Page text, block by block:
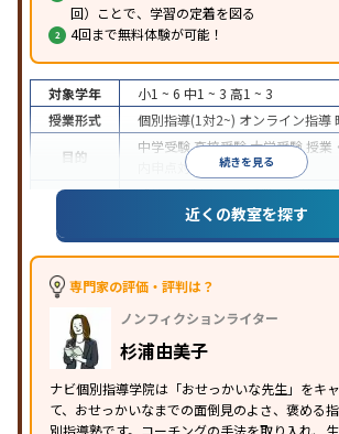
回）ことで、学習の定着を図る
4回まで無料体験が可能！
続きを見る
対象学年 小1 ~ 6 中1 ~ 3 高1 ~ 3
授業形式
個別指導(1対2~) オンライン指導
目的
中学受験高校受験大学受験 授業
内申点対策
学習習慣の定着
成績保証制度あり授業の振替可能
1科目から受講可能季節講習のみ
※2023年3月調査。小学校高学年の個別指導塾アン
近くの教室を探す
専門家の評価・評判は？
ノンフィクションライター
杉浦由美子
ナビ個別指導学院は「おせっかいな先生」をキ
て、おせっかいなまでの面倒見のよさ、褒める